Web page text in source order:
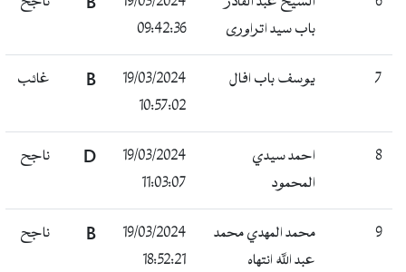
باب سيد اتراورى
09:42:36
7 يوسف باب افال
19/03/2024
10:57:02
B غائب
8
احمد سيدي
المحمود
19/03/2024
11:03:07
D ناجح
9
محمد المهدي محمد
عبد الله انتهاه
19/03/2024
18:52:21
B ناجح